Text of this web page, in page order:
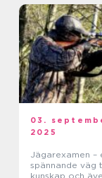
03.
2025
Jägarexamen –
spännande väg
kunskap och